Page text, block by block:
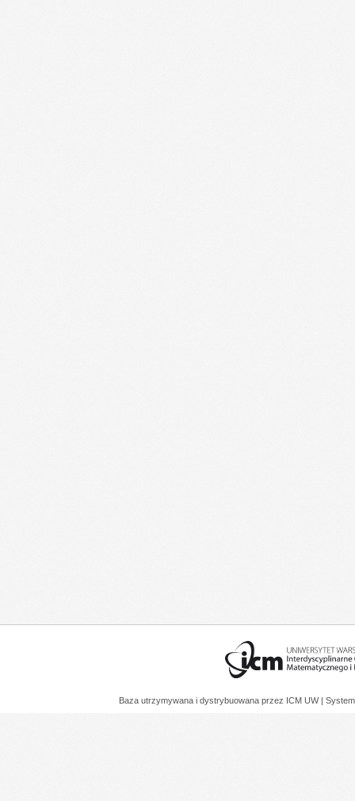
Baza utrzymywana i dystrybuowana przez ICM UW |